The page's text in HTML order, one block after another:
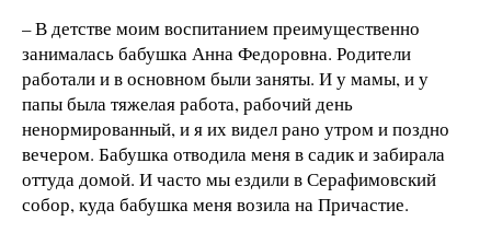
– В детстве моим воспитанием преимущественно
занималась бабушка Анна Федоровна. Родители
работали и в основном были заняты. И у мамы, и у
папы была тяжелая работа, рабочий день
ненормированный, и я их видел рано утром и поздно
вечером. Бабушка отводила меня в садик и забирала
оттуда домой. И часто мы ездили в Серафимовский
собор, куда бабушка меня возила на Причастие.